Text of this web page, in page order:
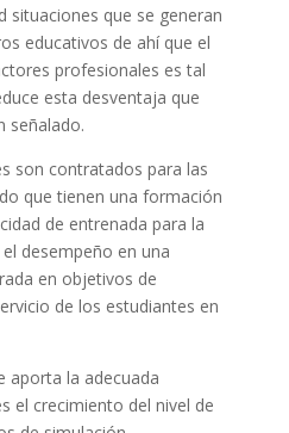
situaciones que se generan
educativos de ahí que el
profesionales es tal
esta desventaja que
señalado.
son contratados para las
que tienen una formación
de entrenada para la
desempeño en una
en objetivos de
de los estudiantes en
aporta la adecuada
el crecimiento del nivel de